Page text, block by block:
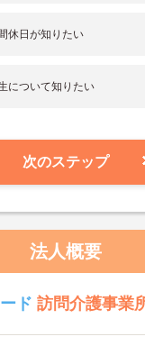
休日が知りたい
について知りたい
次のステップ
法人概要
ード訪問介護事業